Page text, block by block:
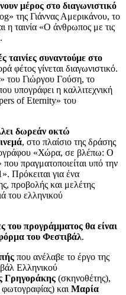
μέρος στο διαγωνιστικό
της Γιάννας Αμερικάνου, το
ταινία «Ο άνθρωπος με τις
ταινίες συναντούμε στο
φέτος γίνεται διαγωνιστικό.
του Γιώργου Γούση, το
υπογράφει η καλλιτεχνική
of Eternity» του
δωρεάν οκτώ
, στο πλαίσιο της δράσης
«Χώρα, σε βλέπω: Ο
πραγματοποιείται υπό την
Πρόκειται για ένα
προβολής και μελέτης
του ελληνικού
του προγράμματος θα είναι
του Φεστιβάλ.
που ανέλαβε το έργο της
Ελληνικού
Γρηγοράκης (σκηνοθέτης),
φωτογραφίας) και Μαρία